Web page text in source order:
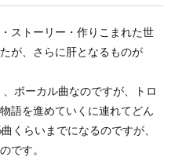
ストーリー・作りこまれた世
が、さらに肝となるものが
ボーカル曲なのですが、トロ
語を進めていくに連れてどん
くらいまでになるのですが、
です。